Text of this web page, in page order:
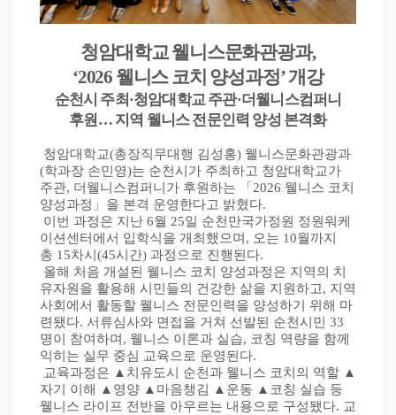
청암대학교 웰니스문화관광과,
‘2026 웰니스 코치 양성과정’개강
순천시 주최 ·청암대학교 주관·더웰니스컴퍼니
후원… 지역 웰니스 전문인력 양성 본격화
청암대학교(총장직무대행 김성홍) 웰니스문화관광과
(학과장 손민영)는 순천시가 주최하고 청암대학교가
주관, 더웰니스컴퍼니가 후원하는 「 2026 웰니스 코치
양성과정 」 을 본격 운영한다고 밝혔다.
이번 과정은 지난 6월 25일 순천만국가정원 정원워케
이션센터에서 입학식을 개최했으며 , 오는 10월까지
총 15차시 (45시간) 과정으로 진행된다.
올해 처음 개설된 웰니스 코치 양성과정은 지역의 치
유자원을 활용해 시민들의 건강한 삶을 지원하고, 지역
사회에서 활동할 웰니스 전문인력을 양성하기 위해 마
련됐다. 서류심사와 면접을 거쳐 선발된 순천시민 33
명이 참여하며 , 웰니스 이론과 실습, 코칭 역량을 함께
익히는 실무 중심 교육으로 운영된다.
교육과정은 ▲ 치유도시 순천과 웰니스 코치의 역할 ▲
자기 이해
▲ 영양 ▲ 마음챙김 ▲ 운동 ▲ 코칭 실습 등
웰니스 라이프 전반을 아우르는 내용으로 구성됐다. 교